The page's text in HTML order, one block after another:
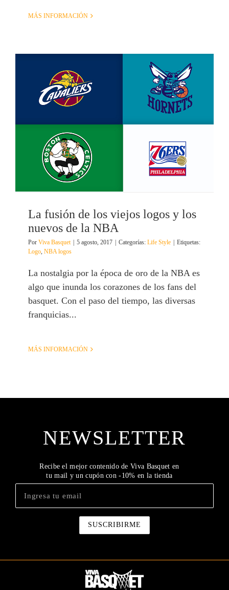
MÁS INFORMACIÓN
La fusión de los viejos logos y los
nuevos de la NBA
Por Viva Basquet 5 agosto, 2017 Categorías: Life Style
Etiquetas:
Logo, NBA logos
La nostalgia por la época de oro de la NBA es
algo que inunda los corazones de los fans del
basquet. Con el paso del tiempo, las diversas
franquicias...
MÁS INFORMACIÓN
NEWSLETTER
Recibe el mejor contenido de Viva Basquet en
tu mail y un cupón con -10% en la tienda